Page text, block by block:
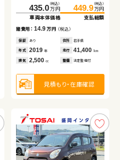
435.0 （税込）
万円
車両本体価格
449.9 （税込）
万円
支払総額
諸費用： 14.9万円 （税込）
保証 あり 住所 岩手県
年式 2019年 走行 41,400 km
排気 2,500cc 整備 法定整備付
見積もり・在庫確認
674.2 （税込）
万円
車両本体価格
689.4 （税込）
万円
支払総額
諸費用： 15.2万円 （税込）
保証 あり 住所 岩手県
年式 2025年 走行 12,600 km
排気 2,500cc 整備 法定整備付
見積もり・在庫確認
146.4 （税込）
万円
車両本体価格
155.8 （税込）
万円
支払総額
諸費用： 9.4万円（税込）
保証 あり 住所 岩手県
年式 2022年 走行 64,400 km
排気 660cc 整備 法定整備付
見積もり・在庫確認
78.9 （税込）
万円
車両本体価格
89.9 （税込）
万円
支払総額
諸費用： 11.0万円 （税込）
保証 あり 住所 岩手県
年式 2013年 走行 81,200 km
排気 660cc 整備 法定整備付
見積もり・在庫確認